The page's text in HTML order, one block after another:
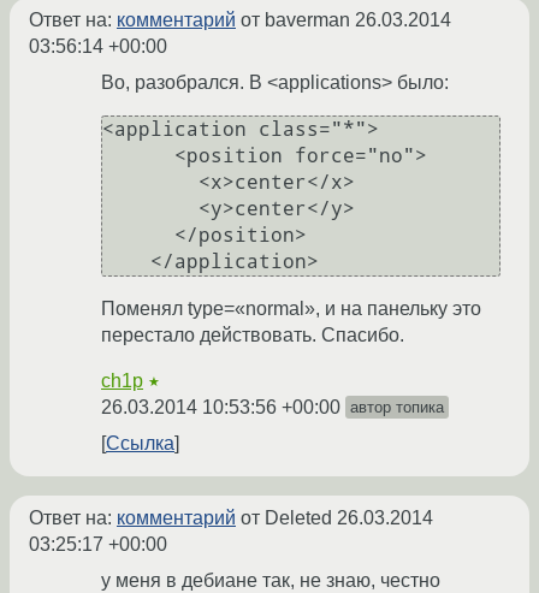
Ответ на: комментарий от baverman 26.03.2014
03:56:14 +00:00
Во, разобрался. В <applications> было:
<application class="*">
Поменял type=«normal», и на панельку это
перестало действовать. Спасибо.
ch1p ★
26.03.2014 10:53:56 +00:00 автор топика
Ссылка
Ответ на: комментарий от Deleted 26.03.2014
03:25:17 +00:00
у меня в дебиане так, не знаю, честно